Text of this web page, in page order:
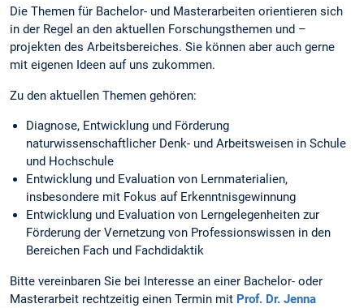
Die Themen für Bachelor- und Masterarbeiten orientieren sich
in der Regel an den aktuellen Forschungsthemen und –
projekten des Arbeitsbereiches. Sie können aber auch gerne
mit eigenen Ideen auf uns zukommen.
Zu den aktuellen Themen gehören:
Diagnose, Entwicklung und Förderung
naturwissenschaftlicher Denk- und Arbeitsweisen in Schule
und Hochschule
Entwicklung und Evaluation von Lernmaterialien,
insbesondere mit Fokus auf Erkenntnisgewinnung
Entwicklung und Evaluation von Lerngelegenheiten zur
Förderung der Vernetzung von Professionswissen in den
Bereichen Fach und Fachdidaktik
Bitte vereinbaren Sie bei Interesse an einer Bachelor- oder
Masterarbeit rechtzeitig einen Termin mit Prof. Dr. Jenna